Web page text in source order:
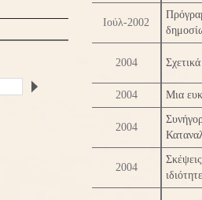
Ιούλ-2002
2004
2004 Μια
2004
2004